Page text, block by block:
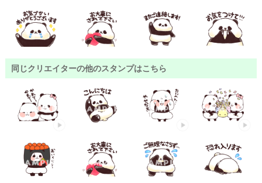
同じクリエイターの他のスタンプはこちら